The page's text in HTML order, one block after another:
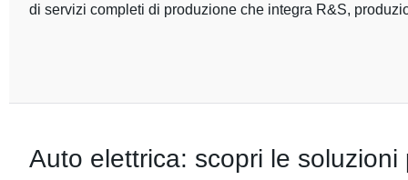
di servizi completi di produzione che integra R&S,
Auto elettrica: scopri le